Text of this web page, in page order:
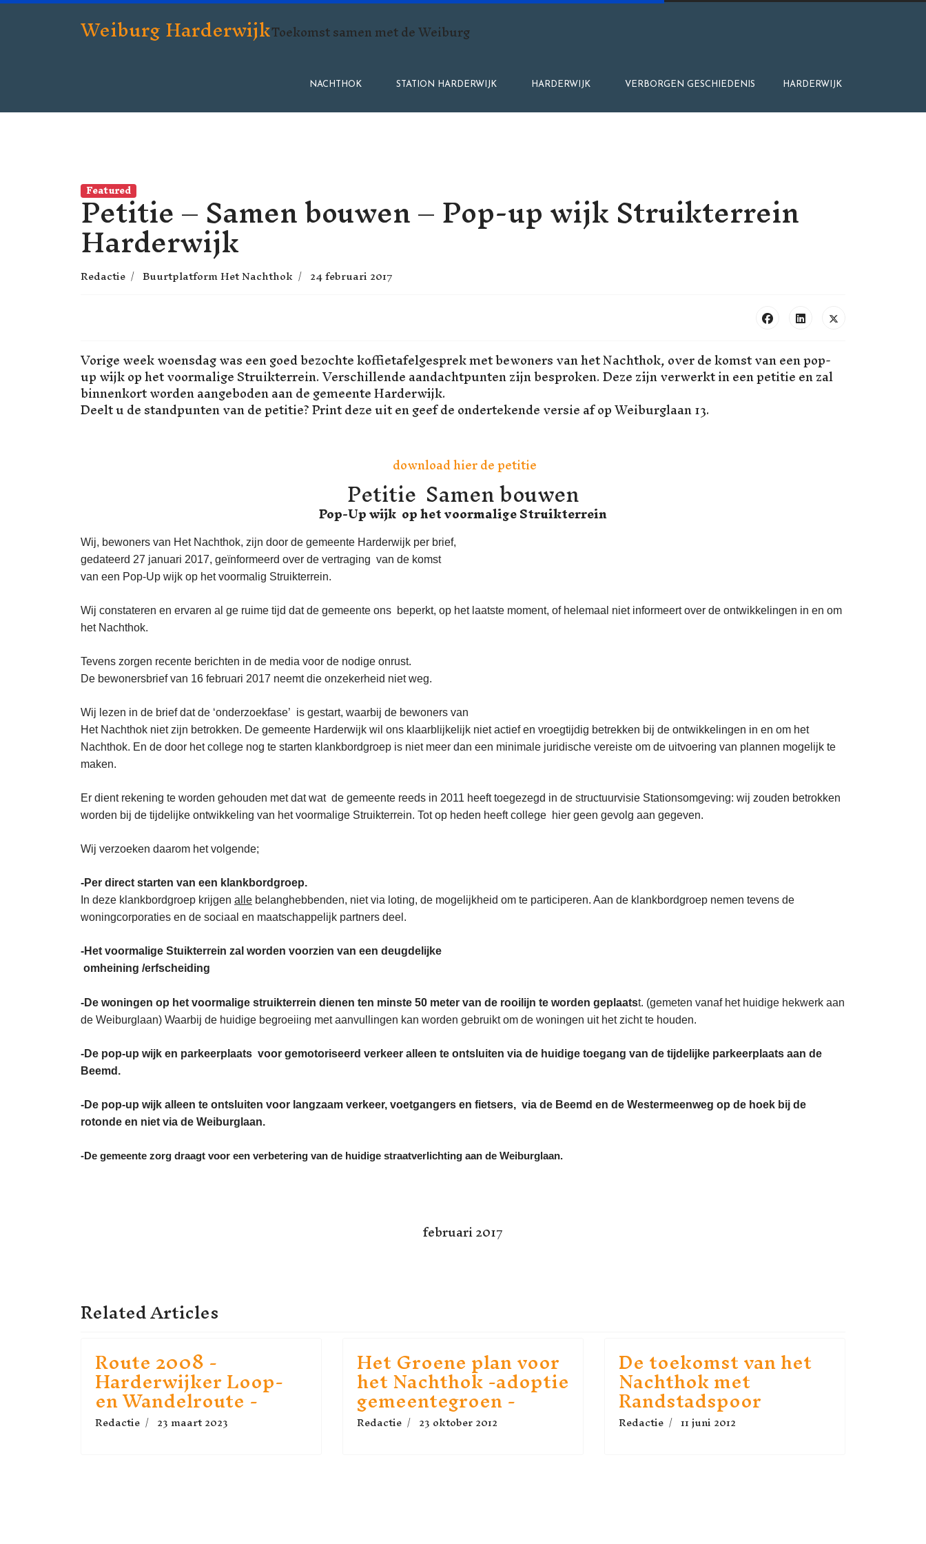
Weiburg HarderwijkToekomst samen met de Weiburg
NACHTHOK STATION HARDERWIJK HARDERWIJK VERBORGEN GESCHIEDENIS HARDERWIJK
Featured
Petitie – Samen bouwen – Pop-up wijk Struikterrein
Harderwijk
Redactie Buurtplatform Het Nachthok 24 februari 2017
Vorige week woensdag was een goed bezochte koffietafelgesprek met bewoners van het Nachthok, over de komst van een pop-
up wijk op het voormalige Struikterrein. Verschillende aandachtpunten zijn besproken. Deze zijn verwerkt in een petitie en zal
binnenkort worden aangeboden aan de gemeente Harderwijk.
Deelt u de standpunten van de petitie? Print deze uit en geef de ondertekende versie af op Weiburglaan 13.
download hier de petitie
Petitie Samen bouwen
Pop-Up wijk op het voormalige Struikterrein
Wij, bewoners van Het Nachthok, zijn door de gemeente Harderwijk per brief,
gedateerd 27 januari 2017, geïnformeerd over de vertraging van de komst
van een Pop-Up wijk op het voormalig Struikterrein.
Wij constateren en ervaren al ge ruime tijd dat de gemeente ons beperkt, op het laatste moment, of helemaal niet informeert over de ontwikkelingen in en om
het Nachthok.
Tevens zorgen recente berichten in de media voor de nodige onrust.
De bewonersbrief van 16 februari 2017 neemt die onzekerheid niet weg.
Wij lezen in de brief dat de ‘onderzoekfase’ is gestart, waarbij de bewoners van
Het Nachthok niet zijn betrokken. De gemeente Harderwijk wil ons klaarblijkelijk niet actief en vroegtijdig betrekken bij de ontwikkelingen in en om het
Nachthok. En de door het college nog te starten klankbordgroep is niet meer dan een minimale juridische vereiste om de uitvoering van plannen mogelijk te
maken.
Er dient rekening te worden gehouden met dat wat de gemeente reeds in 2011 heeft toegezegd in de structuurvisie Stationsomgeving: wij zouden betrokken
worden bij de tijdelijke ontwikkeling van het voormalige Struikterrein. Tot op heden heeft college hier geen gevolg aan gegeven.
Wij verzoeken daarom het volgende;
-Per direct starten van een klankbordgroep.
In deze klankbordgroep krijgen alle belanghebbenden, niet via loting, de mogelijkheid om te participeren. Aan de klankbordgroep nemen tevens de
woningcorporaties en de sociaal en maatschappelijk partners deel.
-Het voormalige Stuikterrein zal worden voorzien van een deugdelijke
omheining /erfscheiding
-De woningen op het voormalige struikterrein dienen ten minste 50 meter van de rooilijn te worden geplaatst. (gemeten vanaf het huidige hekwerk aan
de Weiburglaan) Waarbij de huidige begroeiing met aanvullingen kan worden gebruikt om de woningen uit het zicht te houden.
-De pop-up wijk en parkeerplaats voor gemotoriseerd verkeer alleen te ontsluiten via de huidige toegang van de tijdelijke parkeerplaats aan de
Beemd.
-De pop-up wijk alleen te ontsluiten voor langzaam verkeer, voetgangers en fietsers, via de Beemd en de Westermeenweg op de hoek bij de
rotonde en niet via de Weiburglaan.
-De gemeente zorg draagt voor een verbetering van de huidige straatverlichting aan de Weiburglaan.
februari 2017
Related Articles
Route 2008 -
Harderwijker Loop-
en Wandelroute -
Redactie 23 maart 2023
Het Groene plan voor
het Nachthok -adoptie
gemeentegroen -
Redactie 23 oktober 2012
De toekomst van het
Nachthok met
Randstadspoor
Redactie 11 juni 2012